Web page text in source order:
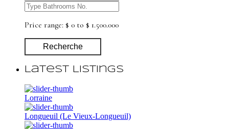
Price range: $ 0 to $ 1.500.000
Recherche
Latest Listings
Lorraine
Longueuil (Le Vieux-Longueuil)